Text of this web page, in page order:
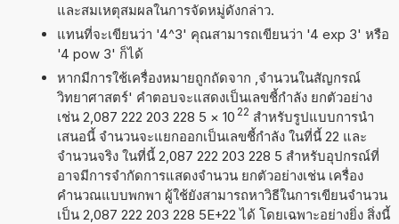
และสมเหตุสมผลในการจัดหมู่ดังกล่าว.
แทนที่จะเขียนว่า '4^3' คุณสามารถเขียนว่า '4 exp 3' หรือ
'4 pow 3' ก็ได้
หากมีการใช้เครื่องหมายถูกถัดจาก ,จำนวนในสัญกรณ์
วิทยาศาสตร์' คำตอบจะแสดงเป็นเลขชี้กำลัง ยกตัวอย่าง
เช่น 2,087 222 203 228 5 × 10 22 สำหรับรูปแบบการนำ
เสนอนี้ จำนวนจะแยกออกเป็นเลขชี้กำลัง ในที่นี้ 22 และ
จำนวนจริง ในที่นี้ 2,087 222 203 228 5 สำหรับอุปกรณ์ที่
อาจมีการจำกัดการแสดงจำนวน ยกตัวอย่างเช่น เครื่อง
คำนวณแบบพกพา ผู้ใช้ยังสามารถหาวิธีในการเขียนจำนวน
เป็น 2,087 222 203 228 5E+22 ได้ โดยเฉพาะอย่างยิ่ง สิ่งนี้